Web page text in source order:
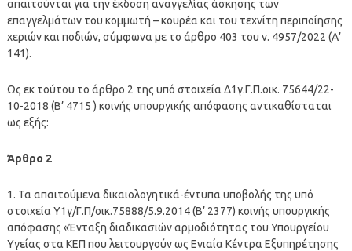
απαιτούνται για την έκδοση αναγγελίας άσκησης των
επαγγελμάτων του κομμωτή – κουρέα και του τεχνίτη περιποίησης
χεριών και ποδιών, σύμφωνα με το άρθρο 403 του ν. 4957/2022 (Α’
141).
Ως εκ τούτου το άρθρο 2 της υπό στοιχεία Δ1γ.Γ.Π.οικ. 75644/22-
10-2018 (Β’ 4715 ) κοινής υπουργικής απόφασης αντικαθίσταται
ως εξής:
Άρθρο 2
1. Τα απαιτούμενα δικαιολογητικά-έντυπα υποβολής της υπό
στοιχεία Υ1γ/Γ.Π/οικ.75888/5.9.2014 (Β’ 2377) κοινής υπουργικής
απόφασης «Ένταξη διαδικασιών αρμοδιότητας του Υπουργείου
Υγείας στα ΚΕΠ που λειτουργούν ως Ενιαία Κέντρα Εξυπηρέτησης